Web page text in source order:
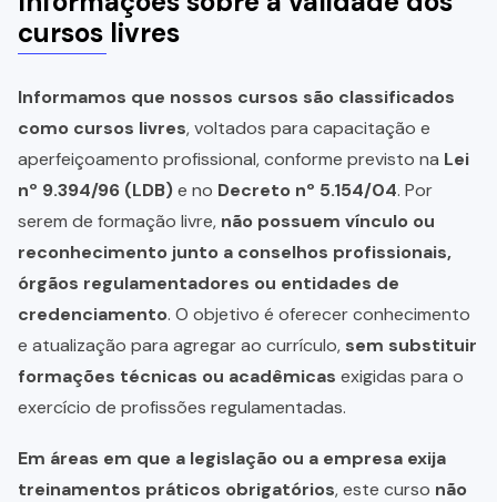
cursos livres
Informamos que nossos cursos são classificados
como cursos livres, voltados para capacitação e
aperfeiçoamento profissional, conforme previsto na Lei
nº 9.394/96 (LDB)e no Decreto nº 5.154/04. Por
serem de formação livre, não possuem vínculo ou
reconhecimento junto a conselhos profissionais,
órgãos regulamentadores ou entidades de
credenciamento. O objetivo é oferecer conhecimento
e atualização para agregar ao currículo, sem substituir
formações técnicas ou acadêmicas exigidas para o
exercício de profissões regulamentadas.
Em áreas em que a legislação ou a empresa exija
treinamentos práticos obrigatórios, este curso não